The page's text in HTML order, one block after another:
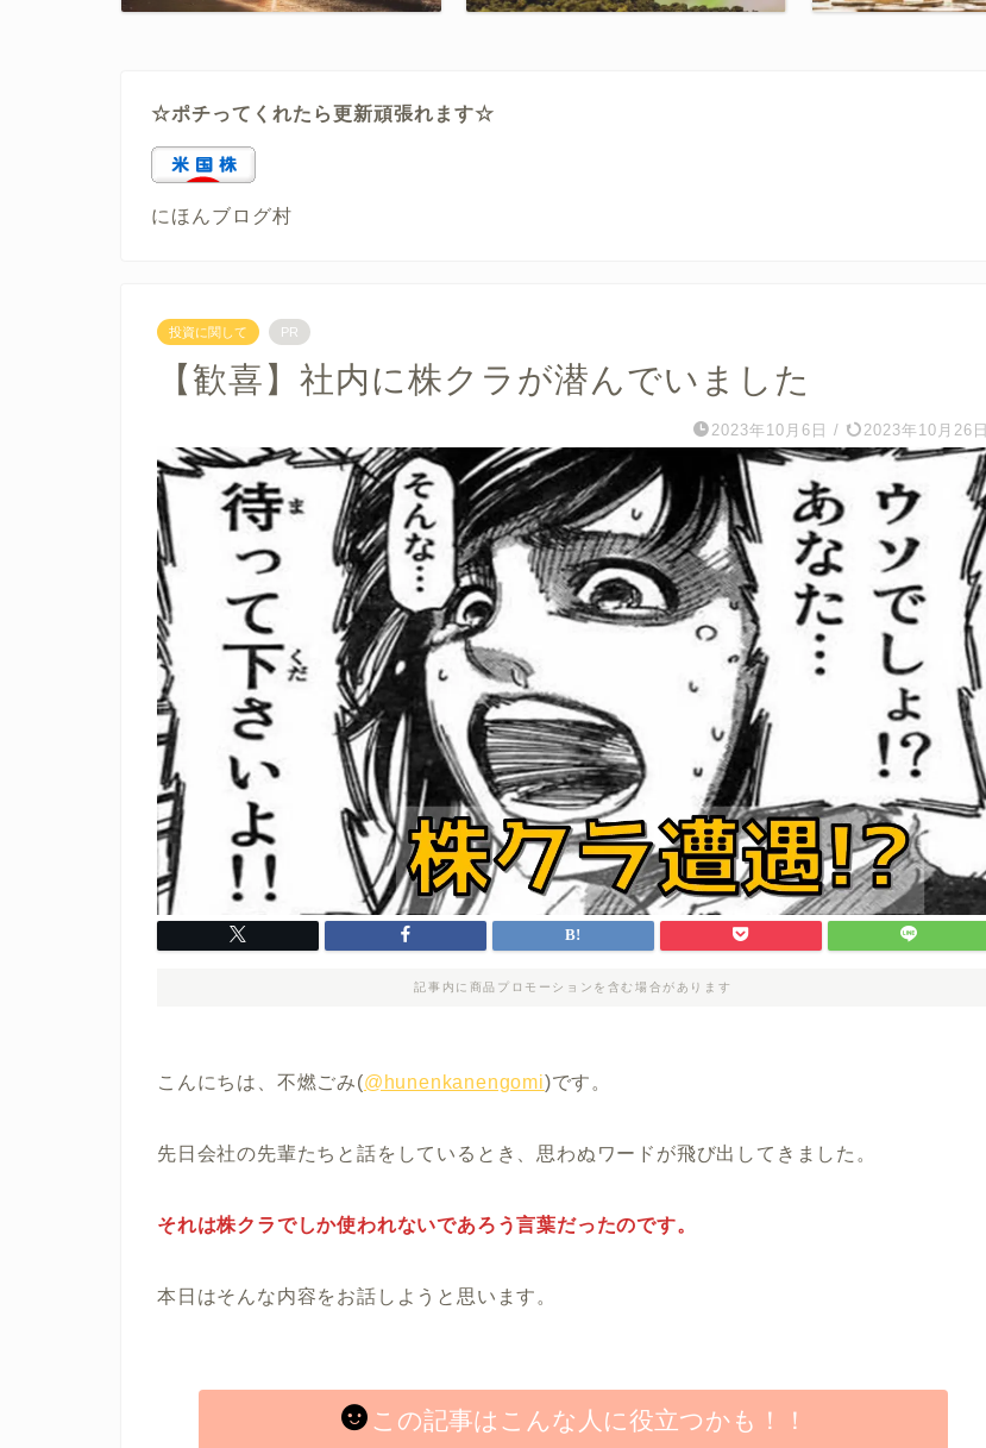
☆ポチってくれたら更新頑張れます☆
にほんブログ村
投資に関して PR
【歓喜】社内に株クラが潜んでいました
2023年10月6日 / 2023年10月26日
記事内に商品プロモーションを含む場合があります
こんにちは、不燃ごみ(@hunenkanengomi)です。
先日会社の先輩たちと話をしているとき、思わぬワードが飛び出してきました。
それは株クラでしか使われないであろう言葉だったのです。
本日はそんな内容をお話しようと思います。
この記事はこんな人に役立つかも！！